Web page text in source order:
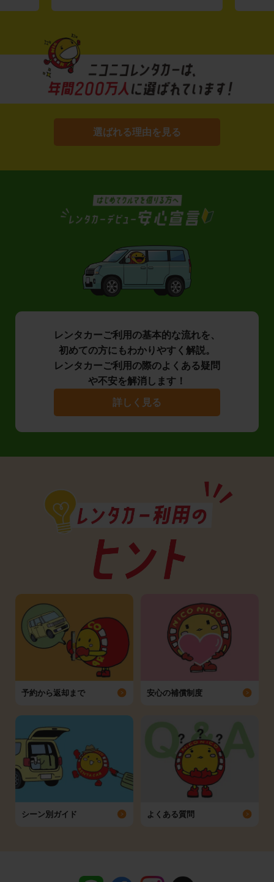
選ばれる理由を見る
レンタカーご利用の基本的な流れを、
初めての方にもわかりやすく解説。
レンタカーご利用の際のよくある疑問
や不安を解消します！
詳しく見る
予約から返却まで 安心の補償制度
シーン別ガイド よくある質問